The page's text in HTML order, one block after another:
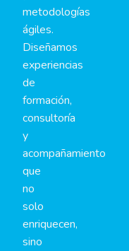
metodologías
ágiles.
Diseñamos
experiencias
de
formación,
consultoría
y
acompañamiento
que
no
solo
enriquecen,
sino